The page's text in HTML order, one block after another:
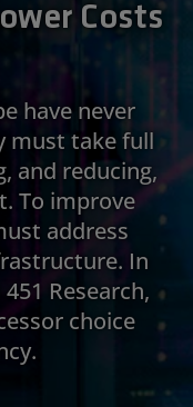
Costs
have never
must take full
and reducing,
To improve
address
In
Research,
choice